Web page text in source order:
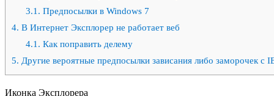
3.1. Предпосылки в Windows 7
4. В Интернет Эксплорер не работает веб
4.1. Как поправить делему
5. Другие вероятные предпосылки зависания либо заморочек с
Иконка Эксплорера